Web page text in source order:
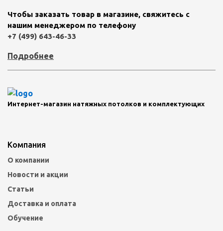
Чтобы заказать товар в магазине, свяжитесь с
нашим менеджером по телефону
+7 (499) 643-46-33
Подробнее
Интернет-магазин натяжных потолков и комплектующих
Компания
О компании
Новости и акции
Статьи
Доставка и оплата
Обучение